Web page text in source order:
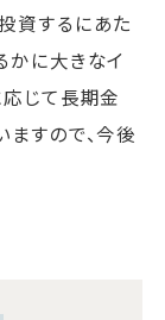
資するにあた
かに大きなイ
応じて長期金
すので、今後